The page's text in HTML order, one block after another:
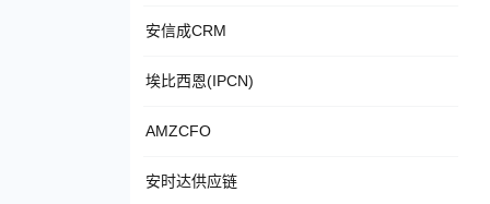
安信成CRM
埃比西恩(IPCN)
AMZCFO
安时达供应链